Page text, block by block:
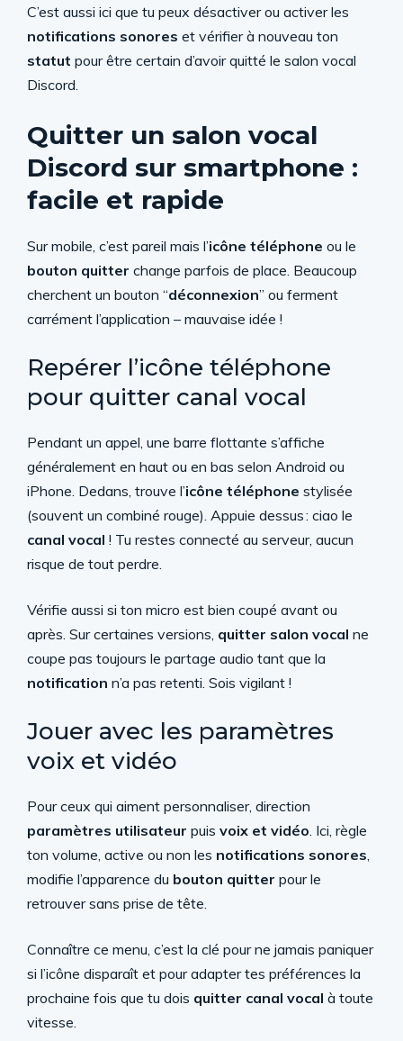
C’est aussi ici que tu peux désactiver ou activer les
notifications sonores et vérifier à nouveau ton
statut pour être certain d’avoir quitté le salon vocal
Discord.
Quitter un salon vocal
Discord sur smartphone :
facile et rapide
Sur mobile, c’est pareil mais l’icône téléphone ou le
bouton quitter change parfois de place. Beaucoup
cherchent un bouton “déconnexion” ou ferment
carrément l’application – mauvaise idée !
Repérer l’icône téléphone
pour quitter canal vocal
Pendant un appel, une barre flottante s’affiche
généralement en haut ou en bas selon Android ou
iPhone. Dedans, trouve l’icône téléphone stylisée
(souvent un combiné rouge). Appuie dessus : ciao le
canal vocal ! Tu restes connecté au serveur, aucun
risque de tout perdre.
Vérifie aussi si ton micro est bien coupé avant ou
après. Sur certaines versions, quitter salon vocal ne
coupe pas toujours le partage audio tant que la
notification n’a pas retenti. Sois vigilant !
Jouer avec les paramètres
voix et vidéo
Pour ceux qui aiment personnaliser, direction
paramètres utilisateur puis voix et vidéo. Ici, règle
ton volume, active ou non les notifications sonores,
modifie l’apparence du bouton quitter pour le
retrouver sans prise de tête.
Connaître ce menu, c’est la clé pour ne jamais paniquer
si l’icône disparaît et pour adapter tes préférences la
prochaine fois que tu dois quitter canal vocal à toute
vitesse.